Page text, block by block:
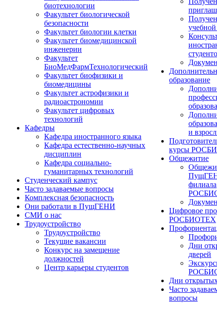
биотехнологии
Факультет биологической
безопасности
Факультет биологии клетки
Факультет биомедицинской
инженерии
Факультет
БиоМедФармТехнологический
Факультет биофизики и
биомедицины
Факультет астрофизики и
радиоастрономии
Факультет цифровых
технологий
Кафедры
Кафедра иностранного языка
Кафедра естественно-научных
дисциплин
Кафедра социально-
гуманитарных технологий
Студенческий кампус
Часто задаваемые вопросы
Комплексная безопасность
Они работали в ПущГЕНИ
СМИ о нас
Трудоустройство
Трудоустройство
Текущие вакансии
Конкурс на замещение
должностей
Центр карьеры студентов
образование
и
курсы
Общежитие
филиала
Цифровое
РОСБИОТЕХ
Дни
дверей
Дни
Часто
вопросы